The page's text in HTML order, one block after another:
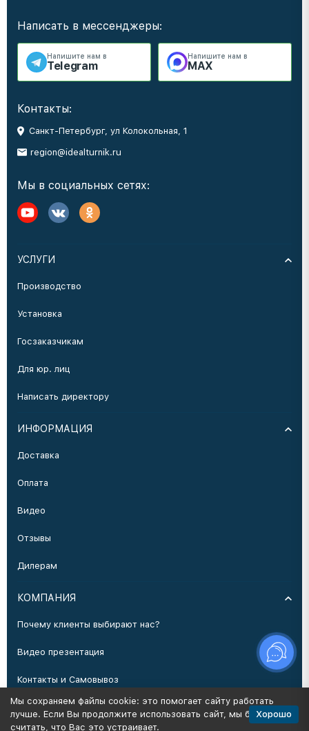
Написать в мессенджеры:
Напишите нам в
Telegram
Напишите нам в
MAX
Контакты:
Санкт-Петербург, ул Колокольная, 1
region@idealturnik.ru
Мы в социальных сетях:
УСЛУГИ
Производство
Установка
Госзаказчикам
Для юр. лиц
Написать директору
ИНФОРМАЦИЯ
Доставка
Оплата
Видео
Отзывы
Дилерам
КОМПАНИЯ
Почему клиенты выбирают нас?
Видео презентация
Контакты и Самовывоз
Производство
Мы сохраняем файлы cookie: это помогает сайту работать
лучше. Если Вы продолжите использовать сайт, мы будем
считать, что Вас это устраивает.
Хорошо